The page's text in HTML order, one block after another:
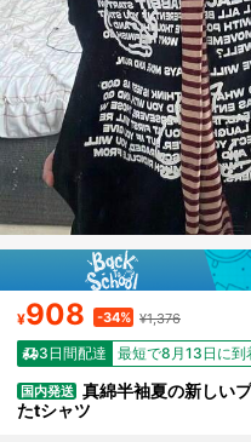
¥908 -34% ¥1,376
3日間配達 最短で8月13日に到
国内発送 真綿半袖夏の新しい
たtシャツ